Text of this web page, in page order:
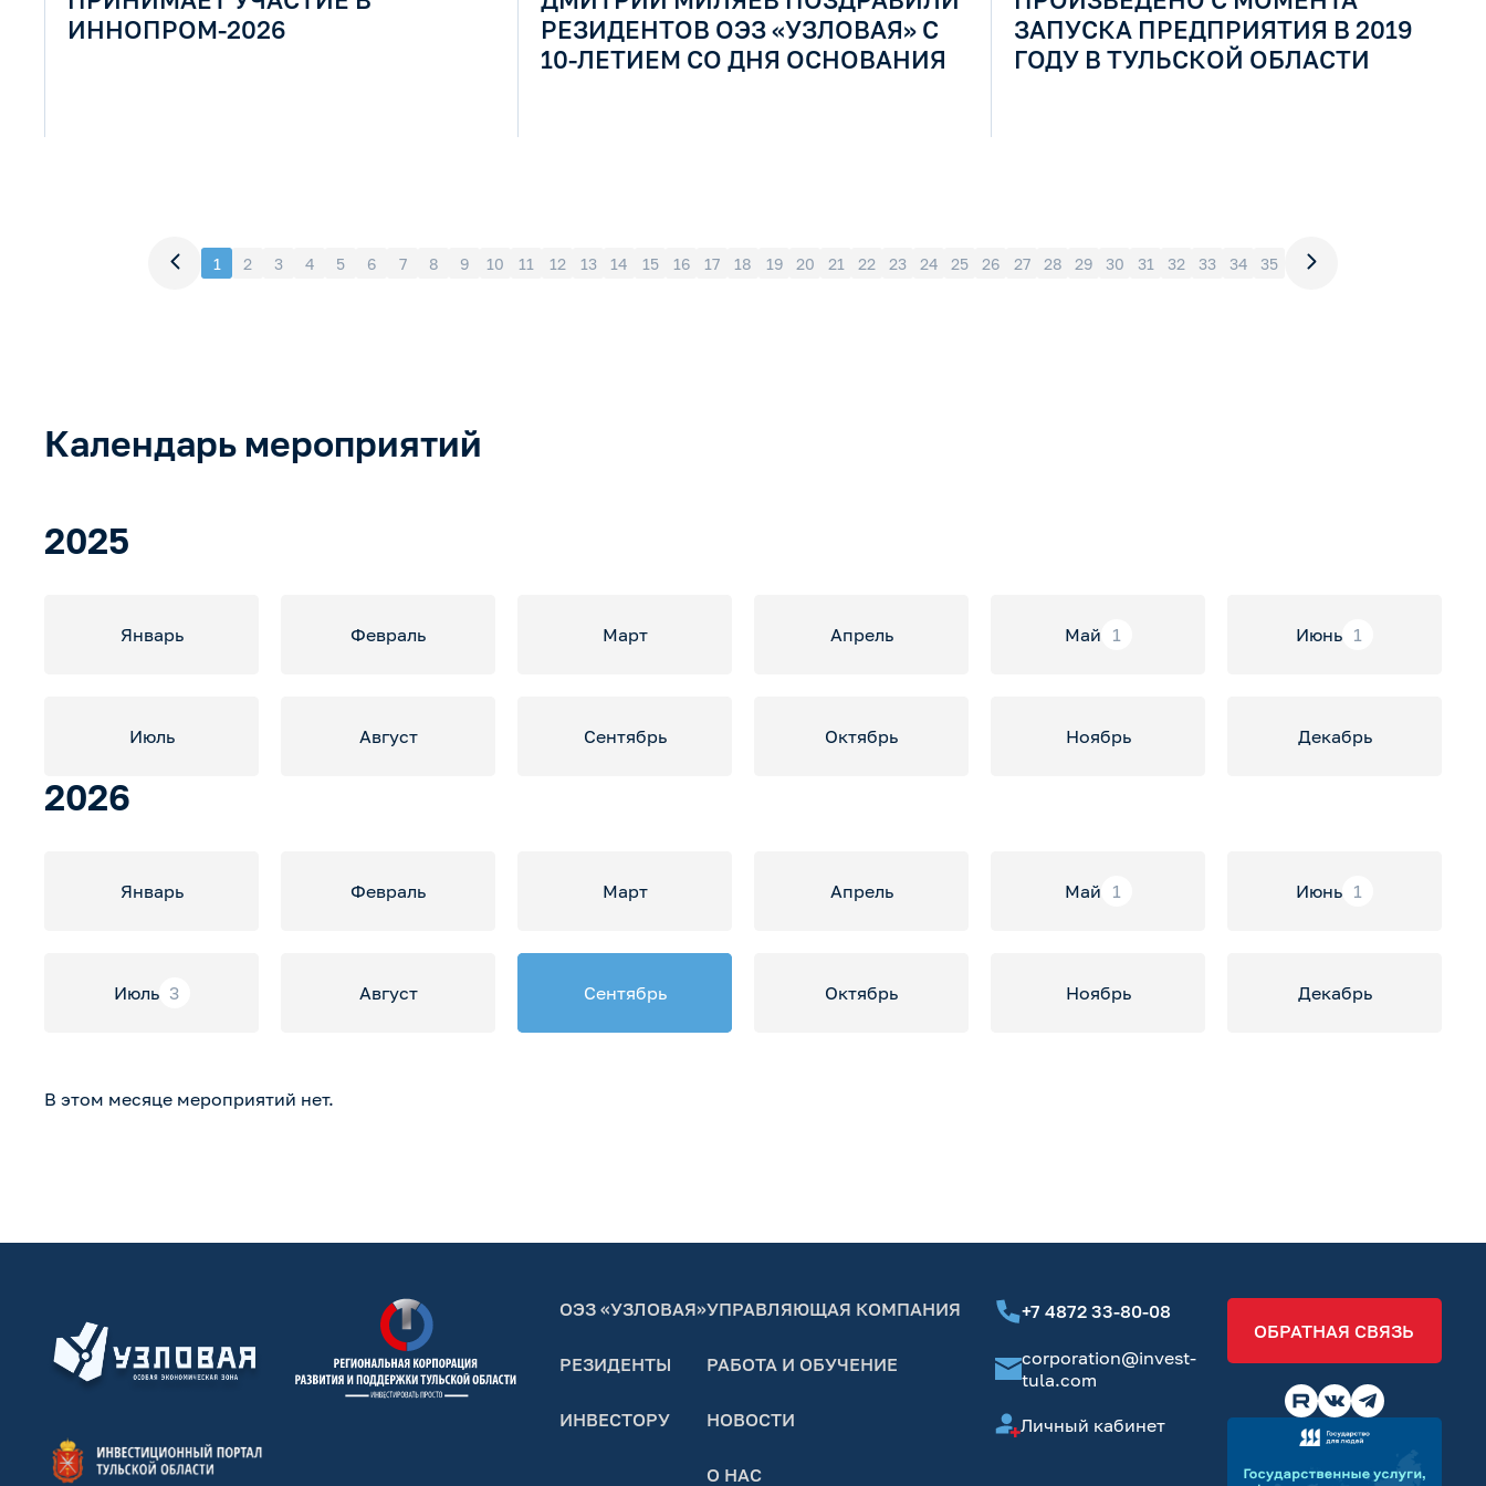
ИННОПРОМ-2026
РЕЗИДЕНТОВ ОЭЗ «УЗЛОВАЯ» С
10-ЛЕТИЕМ СО ДНЯ ОСНОВАНИЯ
ЗАПУСКА ПРЕДПРИЯТИЯ В 2019
ГОДУ В ТУЛЬСКОЙ ОБЛАСТИ
1 2 3 4 5 6 7 8 9 10 11 12 13 14 15 16 17 18 19 20 21 22 23 24 25 26 27 28 29 30 31 32 33 34 35
Календарь мероприятий
2025
Январь Февраль Март Апрель Май 1 Июнь 1
Июль Август Сентябрь Октябрь Ноябрь Декабрь
2026
Январь Февраль Март Апрель Май 1 Июнь 1
Июль 3 Август Сентябрь Октябрь Ноябрь Декабрь
В этом месяце мероприятий нет.
ОЭЗ «УЗЛОВАЯ»
РЕЗИДЕНТЫ
ИНВЕСТОРУ
УПРАВЛЯЮЩАЯ КОМПАНИЯ
РАБОТА И ОБУЧЕНИЕ
НОВОСТИ
О НАС
+7 4872 33-80-08
corporation@invest-
tula.com
Личный кабинет
ОБРАТНАЯ СВЯЗЬ